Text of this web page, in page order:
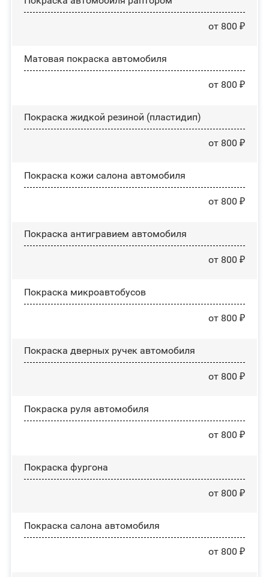
от 800 ₽
Матовая покраска автомобиля
от 800 ₽
Покраска жидкой резиной (пластидип)
от 800 ₽
Покраска кожи салона автомобиля
от 800 ₽
Покраска антигравием автомобиля
от 800 ₽
Покраска микроавтобусов
от 800 ₽
Покраска дверных ручек автомобиля
от 800 ₽
Покраска руля автомобиля
от 800 ₽
Покраска фургона
от 800 ₽
Покраска салона автомобиля
от 800 ₽